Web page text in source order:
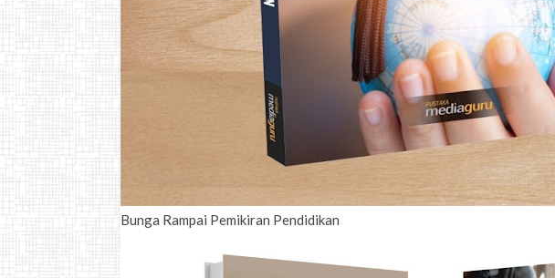
Bunga Rampai Pemikiran Pendidikan